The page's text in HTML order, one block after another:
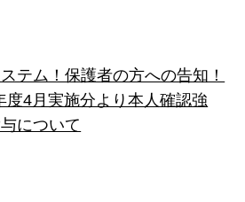
テム！保護者の方への告知！
4月実施分より本人確認強
について